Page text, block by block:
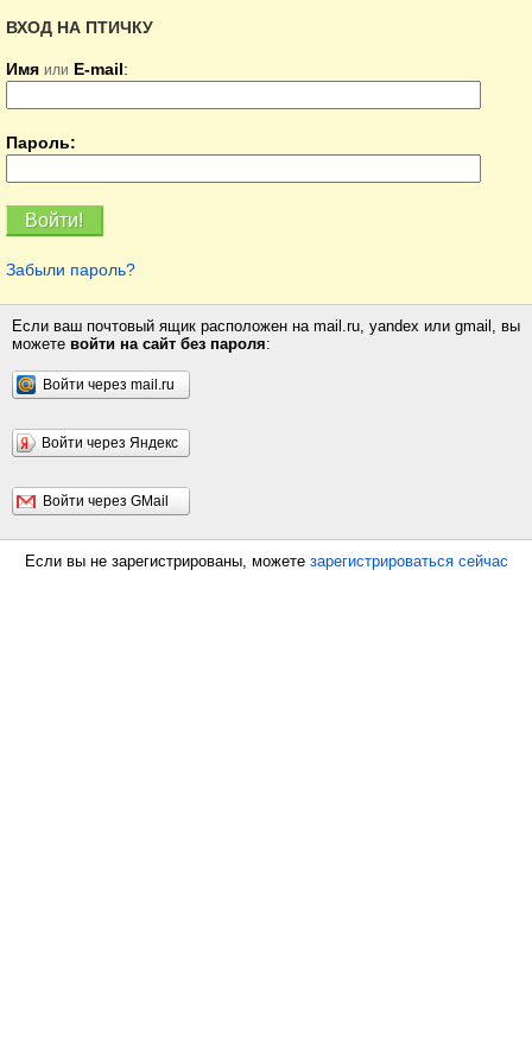
ВХОД НА ПТИЧКУ
Имя или E-mail:
Пароль:
Забыли пароль?
Если ваш почтовый ящик расположен на mail.ru, yandex или gmail, вы
можете войти на сайт без пароля:
Войти через mail.ru
Войти через Яндекс
Войти через GMail
Если вы не зарегистрированы, можете зарегистрироваться сейчас